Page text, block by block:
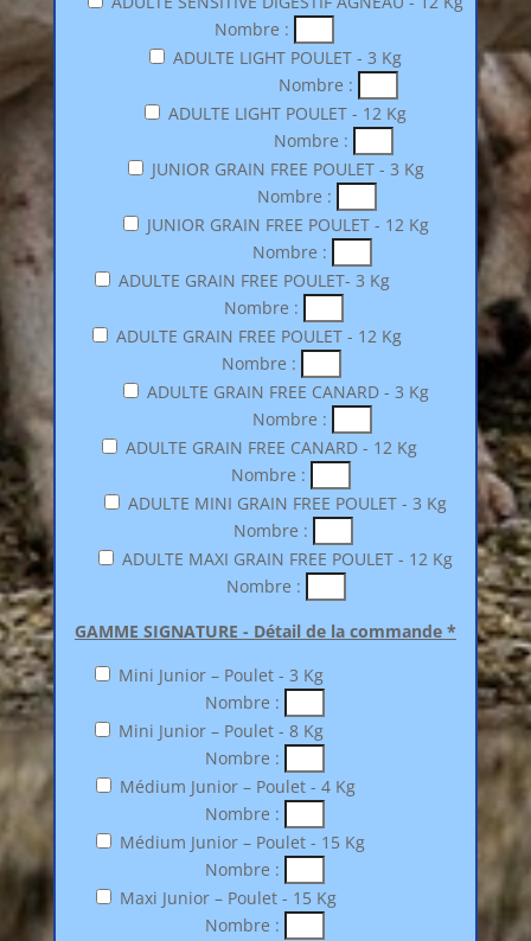
Nombre :
ADULTE LIGHT POULET - 3 Kg
Nombre :
ADULTE LIGHT POULET - 12 Kg
Nombre :
JUNIOR GRAIN FREE POULET - 3 Kg
Nombre :
JUNIOR GRAIN FREE POULET - 12 Kg
Nombre :
ADULTE GRAIN FREE POULET- 3 Kg
Nombre :
ADULTE GRAIN FREE POULET - 12 Kg
Nombre :
ADULTE GRAIN FREE CANARD - 3 Kg
Nombre :
ADULTE GRAIN FREE CANARD - 12 Kg
Nombre :
ADULTE MINI GRAIN FREE POULET - 3 Kg
Nombre :
ADULTE MAXI GRAIN FREE POULET - 12 Kg
Nombre :
GAMME SIGNATURE - Détail de la commande *
Mini Junior – Poulet - 3 Kg
Nombre :
Mini Junior – Poulet - 8 Kg
Nombre :
Médium Junior – Poulet - 4 Kg
Nombre :
Médium Junior – Poulet - 15 Kg
Nombre :
Maxi Junior – Poulet - 15 Kg
Nombre :